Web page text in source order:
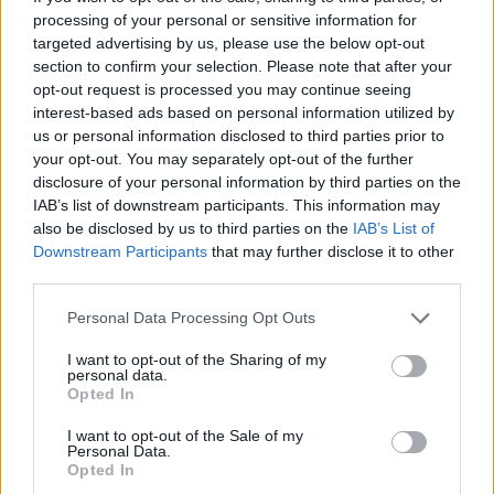
processing of your personal or sensitive information for
targeted advertising by us, please use the below opt-out
section to confirm your selection. Please note that after your
opt-out request is processed you may continue seeing
interest-based ads based on personal information utilized by
us or personal information disclosed to third parties prior to
your opt-out. You may separately opt-out of the further
disclosure of your personal information by third parties on the
IAB’s list of downstream participants. This information may
also be disclosed by us to third parties on the IAB’s List of
Downstream Participants that may further disclose it to other
Please note that this website/app uses one or more Google
not limited to your visit or usage behaviour. You may click to
grant or deny consent to Google and its third-party tags to
use your data for below specified purposes in below Google
consent section.
Personal Data Processing Opt Outs
I want to opt-out of the Sharing of my
personal data.
Opted In
I want to opt-out of the Sale of my
Personal Data.
Opted In
Ιουλία Καλλιμάνη: Πότε και πού θα γίνει ο
γάμος της με τον σύντροφό της, Μιχάλη
Τουρατζίδη